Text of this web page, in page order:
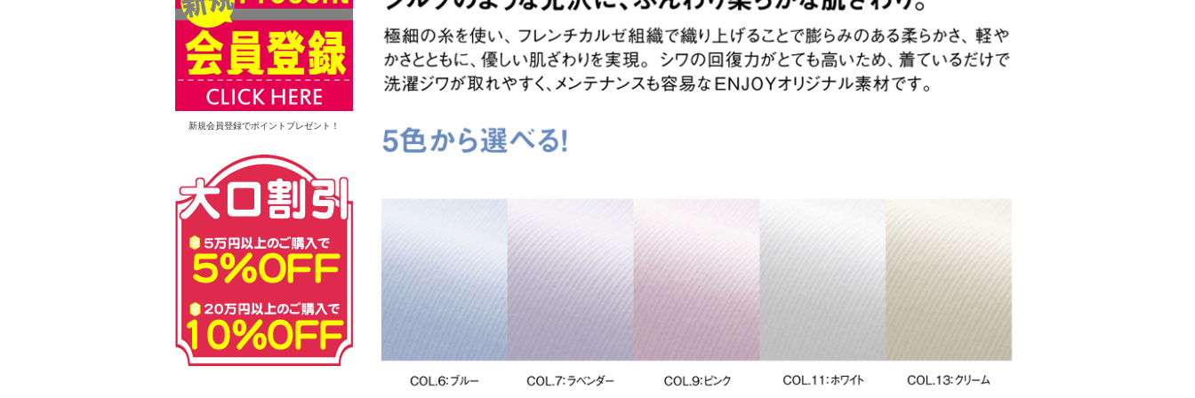
新規会員登録でポイントプレゼント！